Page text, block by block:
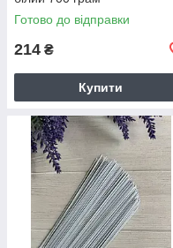
Готово до відправки
214 ₴
Купити